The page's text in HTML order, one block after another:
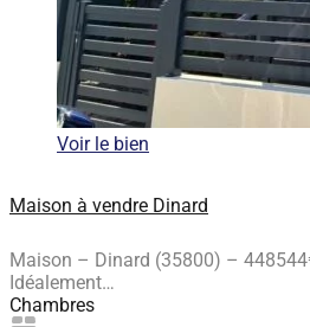
Voir le bien
Maison à vendre Dinard
Maison – Dinard (35800) –
Idéalement…
Chambres